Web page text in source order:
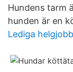
Hundens tarm
hunden är en
Lediga